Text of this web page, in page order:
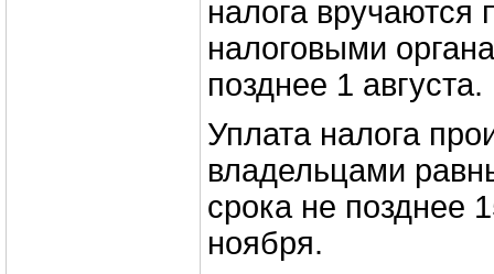
налога вручаются
налоговыми
позднее 1 августа.
Уплата налога
владельцами
срока не позднее
ноября.